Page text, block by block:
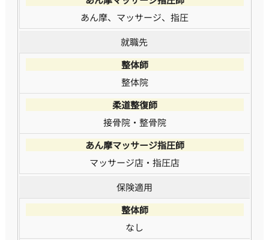
あん摩、マッサージ、指圧
就職先
整体院
接骨院・整骨院
マッサージ店・指圧店
保険適用
なし